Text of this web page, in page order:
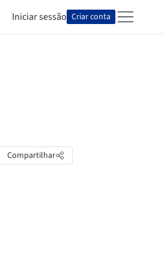
Iniciar sessão Criar conta
Compartilhar